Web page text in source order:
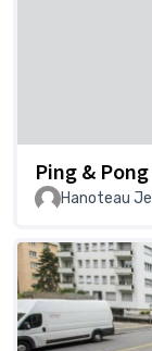
Ping & Pong
Hanoteau